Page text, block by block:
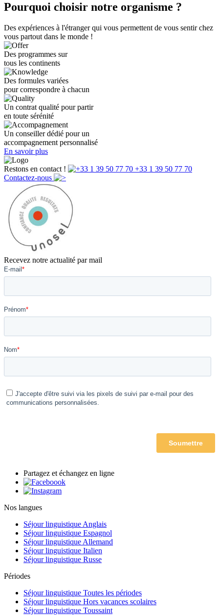
Pourquoi choisir notre organisme ?
Des expériences à l'étranger qui vous permettent de vous sentir chez
vous partout dans le monde !
Des programmes sur
tous les continents
Des formules variées
pour correspondre à chacun
Un contrat qualité pour partir
en toute sérénité
Un conseiller dédié pour un
accompagnement personnalisé
En savoir plus
Restons en contact !
+33 1 39 50 77 70
Contactez-nous
Recevez notre actualité par mail
Partagez et échangez en ligne
Nos langues
Séjour linguistique Anglais
Séjour linguistique Espagnol
Séjour linguistique Allemand
Séjour linguistique Italien
Séjour linguistique Russe
Périodes
Séjour linguistique Toutes les périodes
Séjour linguistique Hors vacances scolaires
Séjour linguistique Toussaint